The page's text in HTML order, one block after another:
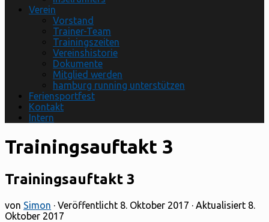
Verein
Vorstand
Trainer-Team
Trainingszeiten
Vereinshistorie
Dokumente
Mitglied werden
hamburg running unterstützen
Feriensportfest
Kontakt
Intern
Trainingsauftakt 3
Trainingsauftakt 3
von Simon · Veröffentlicht 8. Oktober 2017 · Aktualisiert 8.
Oktober 2017